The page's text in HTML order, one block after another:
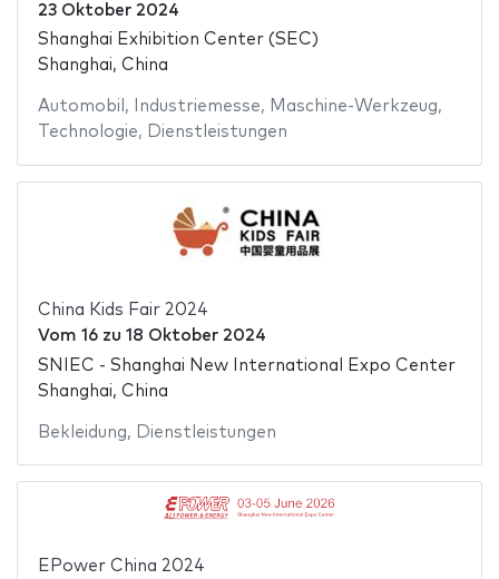
23 Oktober 2024
Shanghai Exhibition Center (SEC)
Shanghai, China
Automobil , Industriemesse, Maschine-Werkzeug,
Technologie, Dienstleistungen
China Kids Fair 2024
Vom 16zu 18 Oktober 2024
SNIEC - Shanghai New International Expo Center
Shanghai, China
Bekleidung, Dienstleistungen
EPower China 2024